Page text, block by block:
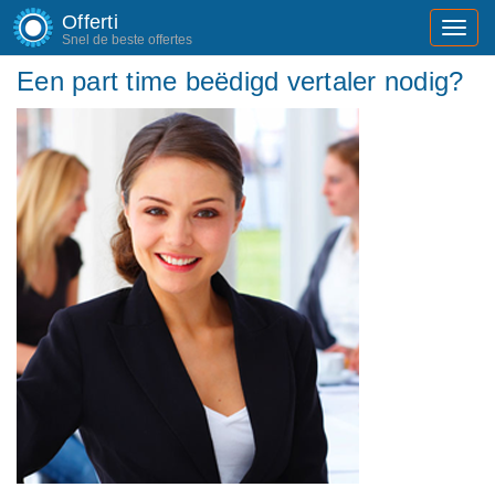
Offerti
Snel de beste offertes
Een part time beëdigd vertaler nodig?